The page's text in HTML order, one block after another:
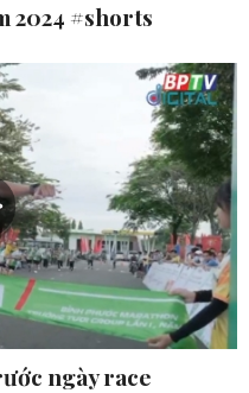
2024 #shorts
ngày race